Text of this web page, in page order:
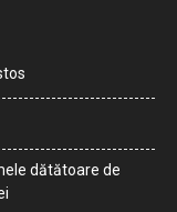
dătătoare de